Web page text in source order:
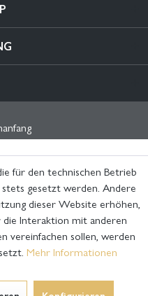
für den technischen Betrieb
gesetzt werden. Andere
dieser Website erhöhen,
Interaktion mit anderen
vereinfachen sollen, werden
Mehr Informationen